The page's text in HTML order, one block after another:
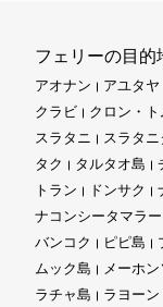
フェリーの目的
アオナン アユタヤ
クラビ
クロン・ト
スラタニ
スラタ
タク
タルタオ島
トラン
ドンサク
ナコンシータマラ
バンコク
ピピ島
ムック島
メーホン
ラチャ島
ラヨーン